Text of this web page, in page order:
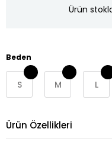
Ürün
Beden
S M L
Ürün Özellikleri